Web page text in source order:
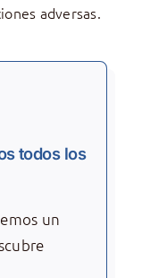
adversas.
todos los
un